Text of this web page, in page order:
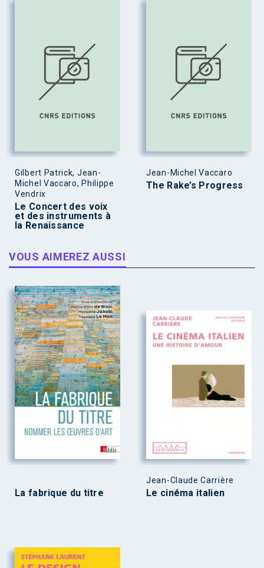
Gilbert Patrick, Jean-
Michel Vaccaro, Philippe
Vendrix
Le Concert des voix
et des instruments à
la Renaissance
Jean-Michel Vaccaro
The Rake’s Progress
VOUS AIMEREZ AUSSI
La fabrique du titre
Jean-Claude Carrière
Le cinéma italien